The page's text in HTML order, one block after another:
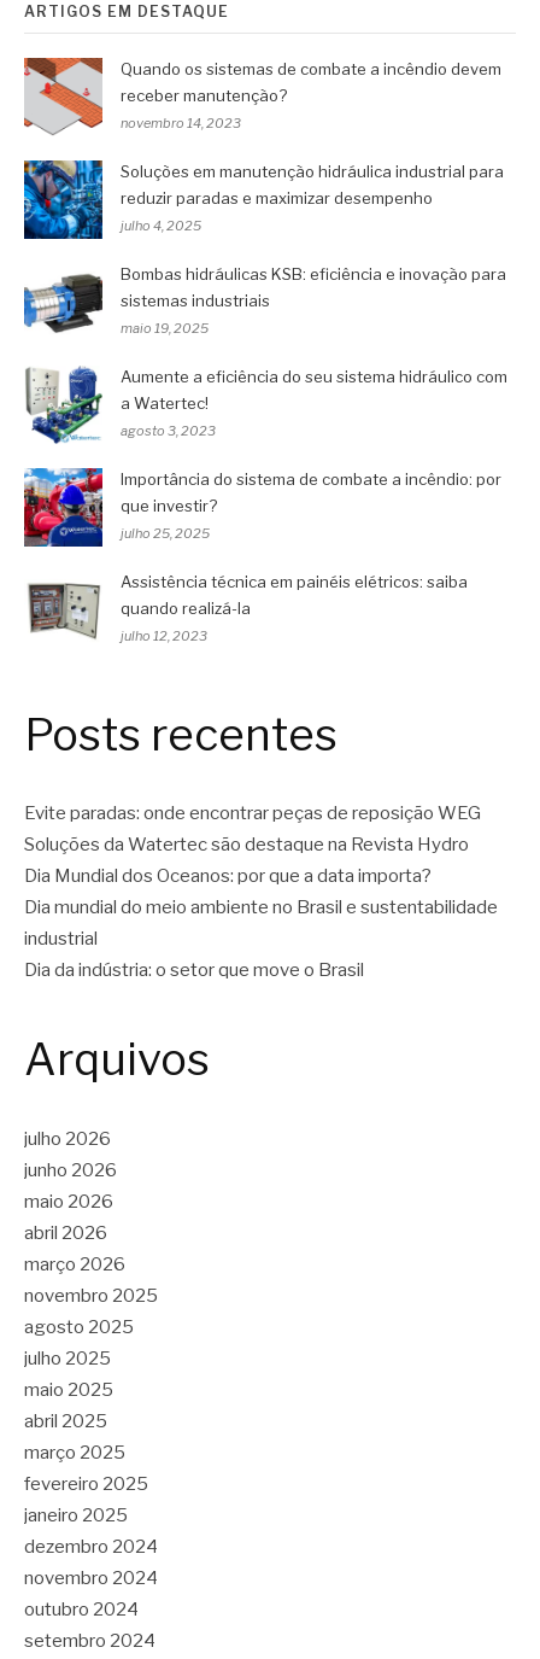
ARTIGOS EM DESTAQUE
Quando os sistemas de combate a incêndio devem
receber manutenção?
novembro 14, 2023
Soluções em manutenção hidráulica industrial para
reduzir paradas e maximizar desempenho
julho 4, 2025
Bombas hidráulicas KSB: eficiência e inovação para
sistemas industriais
maio 19, 2025
Aumente a eficiência do seu sistema hidráulico com
a Watertec!
agosto 3, 2023
Importância do sistema de combate a incêndio: por
que investir?
julho 25, 2025
Assistência técnica em painéis elétricos: saiba
quando realizá-la
julho 12, 2023
Posts recentes
Evite paradas: onde encontrar peças de reposição WEG
Soluções da Watertec são destaque na Revista Hydro
Dia Mundial dos Oceanos: por que a data importa?
Dia mundial do meio ambiente no Brasil e sustentabilidade
industrial
Dia da indústria: o setor que move o Brasil
Arquivos
julho 2026
junho 2026
maio 2026
abril 2026
março 2026
novembro 2025
agosto 2025
julho 2025
maio 2025
abril 2025
março 2025
fevereiro 2025
janeiro 2025
dezembro 2024
novembro 2024
outubro 2024
setembro 2024